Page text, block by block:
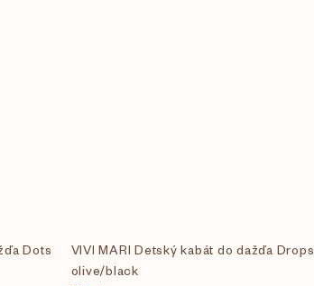
Dots
VIVI MARI Detský kabát do dažďa Drops
olive/black